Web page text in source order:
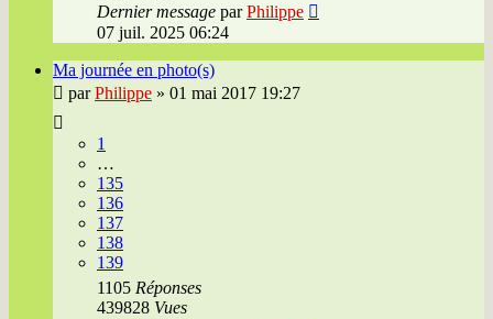
Dernier message parPhilippe
07 juil. 2025 06:24
Ma journée en photo(s)
parPhilippe » 01 mai 2017 19:27
1
…
135
136
137
138
139
1105 Réponses
439828 Vues